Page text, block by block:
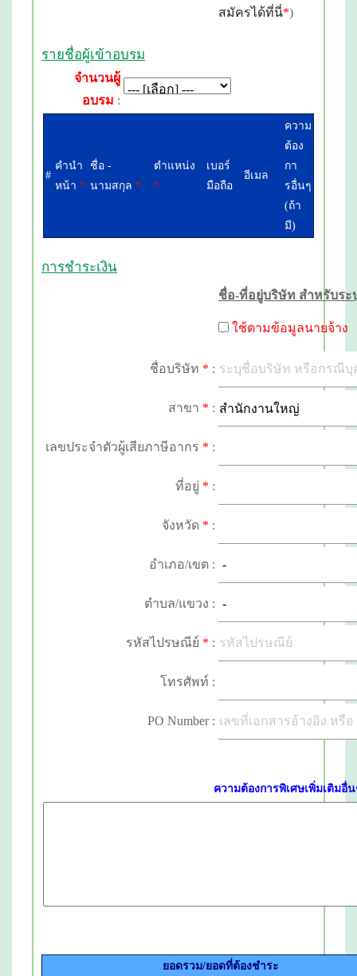
สมัครได้ที่นี่*)
รายชื่อผู้เข้าอบรม
จำนวนผู้
อบรม :
#
คำนำ
หน้า *
ชื่อ -
นามสกุล *
ตำแหน่ง
*
เบอร์
มือถือ
อีเมล
ความ
ต้อง
กา
รอื่นๆ
(ถ้า
มี)
การชำระเงิน
ชื่อ-ที่อยู่บริษัท สำหรับระ
ใช้ตามข้อมูลนายจ้าง
ชื่อบริษัท * :
สาขา * :
เลขประจำตัวผู้เสียภาษีอากร * :
ที่อยู่ * :
จังหวัด * :
อำเภอ/เขต :
ตำบล/แขวง :
รหัสไปรษณีย์ * :
โทรศัพท์ :
PO Number :
ความต้องการพิเศษเพิ่มเติมอื่
ยอดรวม/ยอดที่ต้องชำระ